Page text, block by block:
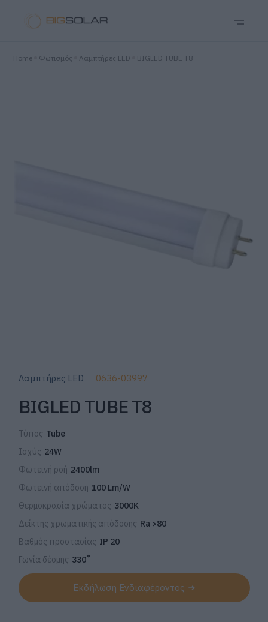
Home Φωτισμός Λαμπτήρες LED BIGLED TUBE T8
0636-03997
Λαμπτήρες LED
BIGLED TUBE T8
Τύπος Tube
Ισχύς 24W
Φωτεινή ροή 2400lm
Φωτεινή απόδοση 100 Lm/W
Θερμοκρασία χρώματος 3000K
Δείκτης χρωματικής απόδοσης Ra >80
Βαθμός προστασίας IP 20
Γωνία δέσμης 330˚
Εκδήλωση Ενδιαφέροντος